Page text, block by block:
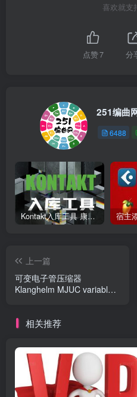
喜欢就支
点赞7 分
251编曲
6488
Kontakt入库工具 康泰克入库教程
上一篇
可变电子管压缩器
Klanghelm MJUC variable-
相关推荐